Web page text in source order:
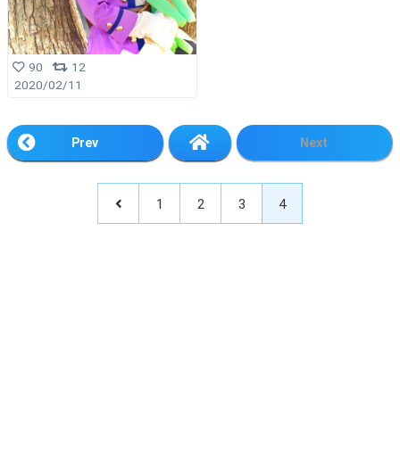
90
12
2020/02/11
Prev Next
1 2 3 4